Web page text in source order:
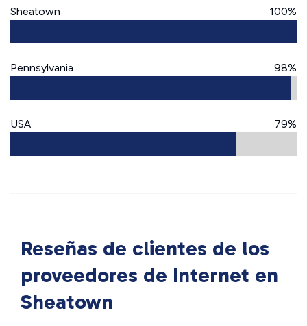
Sheatown 100%
Pennsylvania 98%
USA 79%
Reseñas de clientes de los
proveedores de Internet en
Sheatown